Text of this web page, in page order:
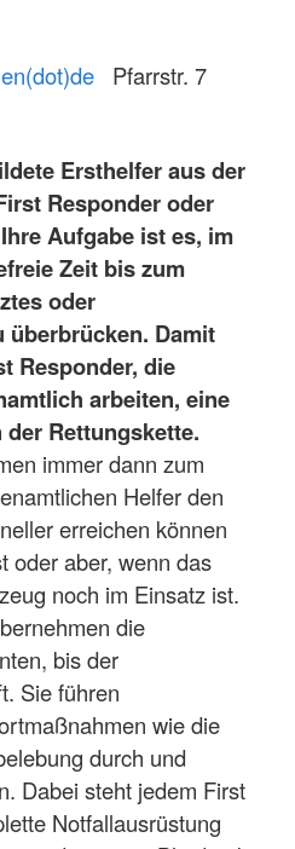
Pfarrstr. 7
Ersthelfer aus der
Responder oder
Aufgabe ist es, im
Zeit bis zum
oder
überbrücken. Damit
Responder, die
arbeiten, eine
Rettungskette.
immer dann zum
Helfer den
erreichen können
oder aber, wenn das
noch im Einsatz ist.
die
bis der
Sie führen
wie die
durch und
Dabei steht jedem First
Notfallausrüstung